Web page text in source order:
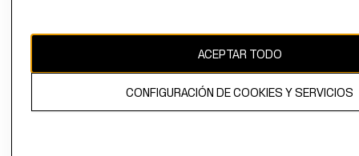
Uruguay ($U)
ACEPTAR TODO
CONFIGURACIÓN DE COOKIES Y SERVICIOS